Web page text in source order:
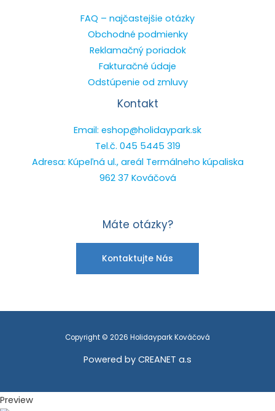
FAQ – najčastejšie otázky
Obchodné podmienky
Reklamačný poriadok
Fakturačné údaje
Odstúpenie od zmluvy
Kontakt
Email: eshop@holidaypark.sk
Tel.č. 045 5445 319
Adresa: Kúpeľná ul., areál Termálneho kúpaliska
962 37 Kováčová
Máte otázky?
Kontaktujte Nás
Copyright © 2026 Holidaypark Kováčová
Powered by CREANET a.s
Preview